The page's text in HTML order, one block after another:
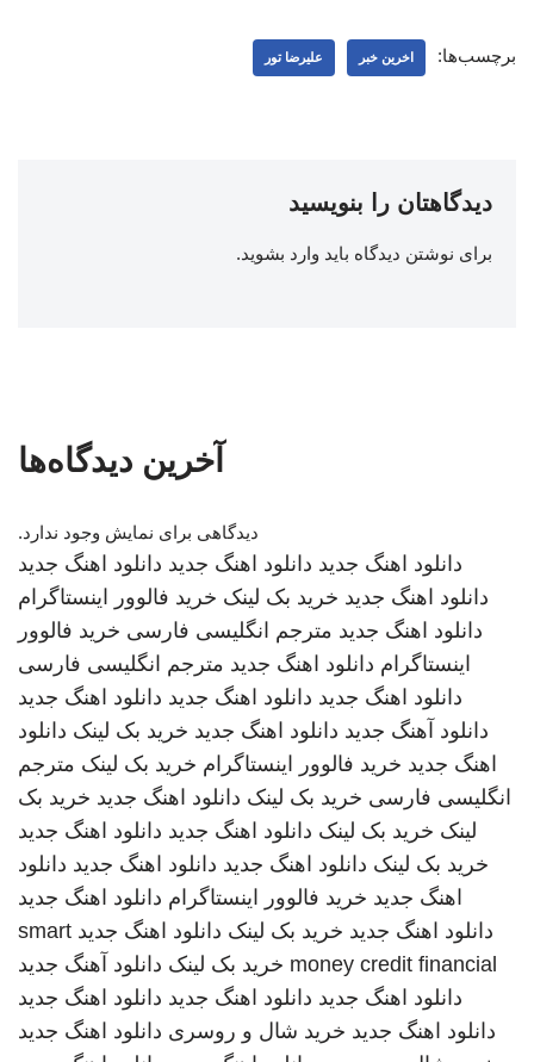
برچسب‌ها: اخرین خبر علیرضا تور
دیدگاهتان را بنویسید
برای نوشتن دیدگاه باید وارد بشوید.
آخرین دیدگاه‌ها
دیدگاهی برای نمایش وجود ندارد.
دانلود اهنگ جدید دانلود اهنگ جدید دانلود اهنگ جدید
دانلود اهنگ جدید خرید بک لینک خرید فالوور اینستاگرام
دانلود اهنگ جدید مترجم انگلیسی فارسی خرید فالوور
اینستاگرام دانلود اهنگ جدید مترجم انگلیسی فارسی
دانلود اهنگ جدید دانلود اهنگ جدید دانلود اهنگ جدید
دانلود آهنگ جدید دانلود اهنگ جدید خرید بک لینک دانلود
اهنگ جدید خرید فالوور اینستاگرام خرید بک لینک مترجم
انگلیسی فارسی خرید بک لینک دانلود اهنگ جدید خرید بک
لینک خرید بک لینک دانلود اهنگ جدید دانلود اهنگ جدید
خرید بک لینک دانلود اهنگ جدید دانلود اهنگ جدید دانلود
اهنگ جدید خرید فالوور اینستاگرام دانلود اهنگ جدید
دانلود اهنگ جدید خرید بک لینک دانلود اهنگ جدید smart
money credit financial خرید بک لینک دانلود آهنگ جدید
دانلود اهنگ جدید دانلود اهنگ جدید دانلود اهنگ جدید
دانلود اهنگ جدید خرید شال و روسری دانلود اهنگ جدید